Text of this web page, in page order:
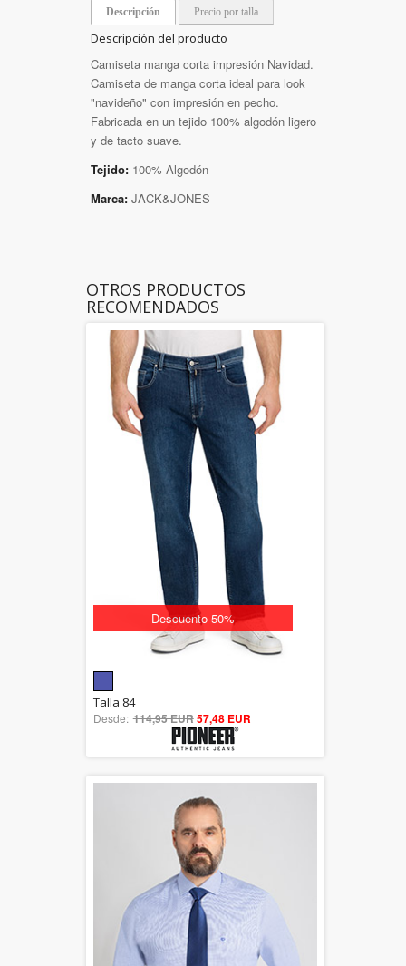
Descripción Precio por talla
Descripción del producto
Camiseta manga corta impresión Navidad.
Camiseta de manga corta ideal para look
"navideño" con impresión en pecho.
Fabricada en un tejido 100% algodón ligero
y de tacto suave.
Tejido: 100% Algodón
Marca: JACK&JONES
OTROS PRODUCTOS
RECOMENDADOS
Descuento 50%
out of 5
Talla 84
Desde: 114,95 EUR57,48 EUR